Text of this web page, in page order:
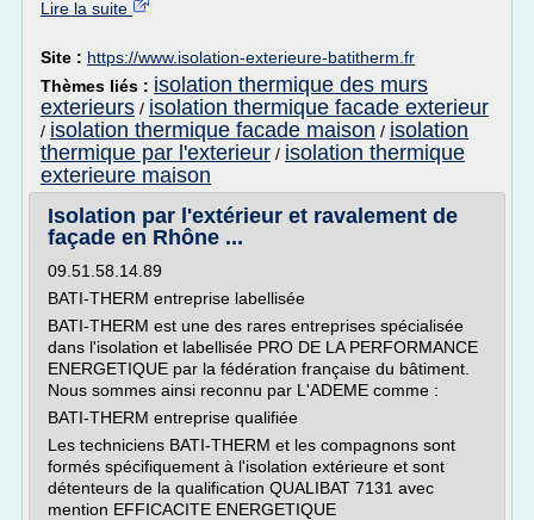
Lire la suite
Site : https://www.isolation-exterieure-batitherm.fr
Thèmes liés : isolation thermique des murs
exterieurs / isolation thermique facade exterieur
/ isolation thermique facade maison / isolation
thermique par l'exterieur / isolation thermique
exterieure maison
Isolation par l'extérieur et ravalement de
façade en Rhône ...
09.51.58.14.89
BATI-THERM entreprise labellisée
BATI-THERM est une des rares entreprises spécialisée
dans l'isolation et labellisée PRO DE LA PERFORMANCE
ENERGETIQUE par la fédération française du bâtiment.
Nous sommes ainsi reconnu par L'ADEME comme :
BATI-THERM entreprise qualifiée
Les techniciens BATI-THERM et les compagnons sont
formés spécifiquement à l'isolation extérieure et sont
détenteurs de la qualification QUALIBAT 7131 avec
mention EFFICACITE ENERGETIQUE